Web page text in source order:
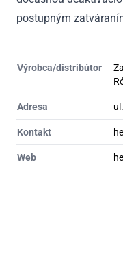
postupným
Výrobca/distribútor
Adresa
Kontakt
Web